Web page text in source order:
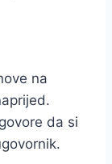
na
da si